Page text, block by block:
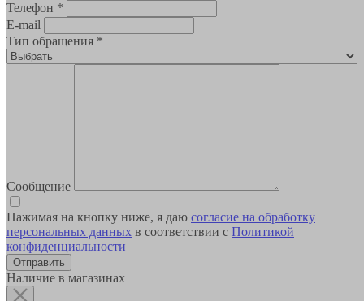
Телефон *
E-mail
Тип обращения *
Сообщение
Нажимая на кнопку ниже, я даю согласие на обработку
персональных данных в соответствии с Политикой
конфиденциальности
Наличие в магазинах